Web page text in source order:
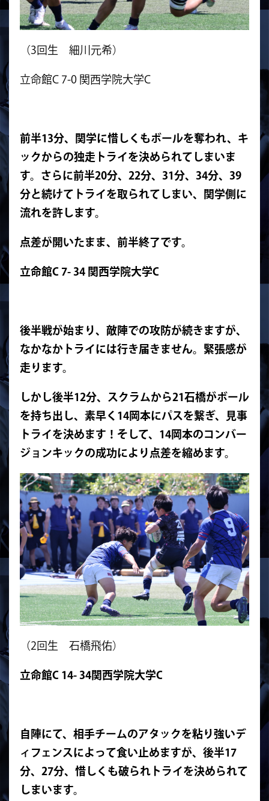
（3回生 細川元希）
立命館C 7-0 関西学院大学C
前半13分、関学に惜しくもボールを奪われ、キ
ックからの独走トライを決められてしまいま
す。さらに前半20分、22分、31分、34分、39
分と続けてトライを取られてしまい、関学側に
流れを許します。
点差が開いたまま、前半終了です。
立命館C 7- 34 関西学院大学C
後半戦が始まり、敵陣での攻防が続きますが、
なかなかトライには行き届きません。緊張感が
走ります。
しかし後半12分、スクラムから21石橋がボール
を持ち出し、素早く14岡本にパスを繋ぎ、見事
トライを決めます！そして、14岡本のコンバー
ジョンキックの成功により点差を縮めます。
（2回生 石橋飛佑）
立命館C 14- 34関西学院大学C
自陣にて、相手チームのアタックを粘り強いデ
ィフェンスによって食い止めますが、後半17
分、27分、惜しくも破られトライを決められて
しまいます。